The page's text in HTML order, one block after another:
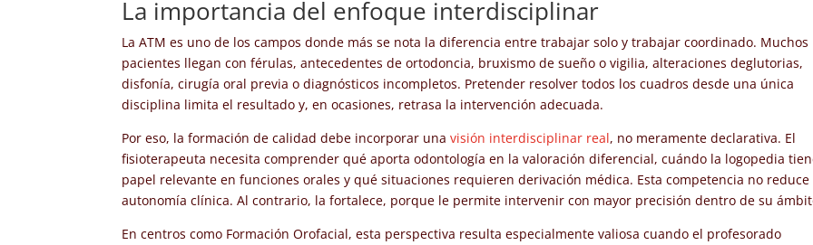
La importancia del enfoque interdisciplinar
La ATM es uno de los campos donde más se nota la diferencia entre trabajar solo y trabajar coordinado. Muchos
pacientes llegan con férulas, antecedentes de ortodoncia, bruxismo de sueño o vigilia, alteraciones deglutorias,
disfonía, cirugía oral previa o diagnósticos incompletos. Pretender resolver todos los cuadros desde una única
disciplina limita el resultado y, en ocasiones, retrasa la intervención adecuada.
Por eso, la formación de calidad debe incorporar unavisión interdisciplinar real, no meramente declarativa. El
fisioterapeuta necesita comprender qué aporta odontología en la valoración diferencial, cuándo la logopedia
papel relevante en funciones orales y qué situaciones requieren derivación médica. Esta competencia no reduce
autonomía clínica. Al contrario, la fortalece, porque le permite intervenir con mayor precisión dentro de su
En centros como Formación Orofacial, esta perspectiva resulta especialmente valiosa cuando el profesorado